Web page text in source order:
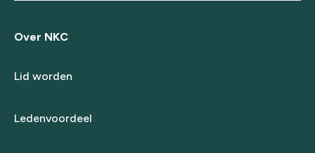
Over NKC
Lid worden
Ledenvoordeel